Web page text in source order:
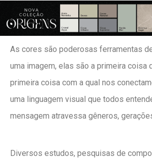
As cores são poderosas ferramentas
uma imagem, elas são a primeira coisa
primeira coisa com a qual nos
uma linguagem visual que todos
mensagem atravessa gêneros,
Diversos estudos, pesquisas de